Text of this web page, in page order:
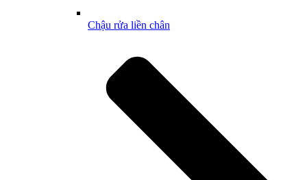
Chậu rửa liền chân